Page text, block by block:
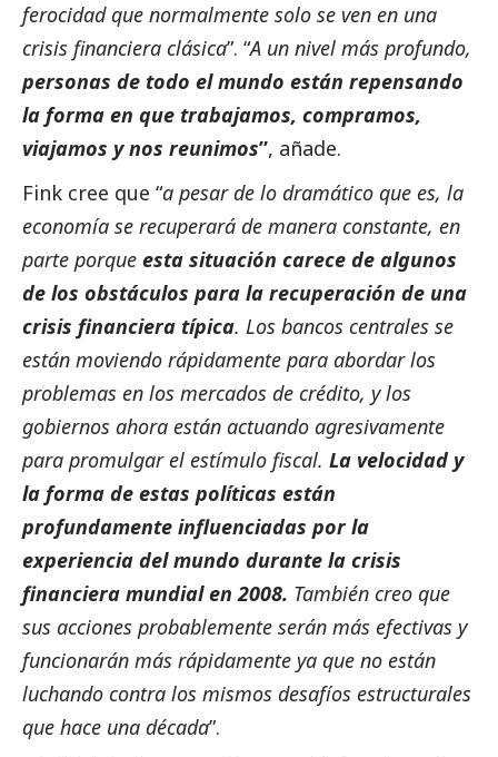
ferocidad que normalmente solo se ven en una
crisis financiera clásica”. “A un nivel más profundo,
personas de todo el mundo están repensando
la forma en que trabajamos, compramos,
viajamos y nos reunimos”, añade.
Fink cree que “a pesar de lo dramático que es, la
economía se recuperará de manera constante, en
parte porque esta situación carece de algunos
de los obstáculos para la recuperación de una
crisis financiera típica. Los bancos centrales se
están moviendo rápidamente para abordar los
problemas en los mercados de crédito, y los
gobiernos ahora están actuando agresivamente
para promulgar el estímulo fiscal. La velocidad y
la forma de estas políticas están
profundamente influenciadas por la
experiencia del mundo durante la crisis
financiera mundial en 2008. También creo que
sus acciones probablemente serán más efectivas y
funcionarán más rápidamente ya que no están
luchando contra los mismos desafíos estructurales
que hace una década”.